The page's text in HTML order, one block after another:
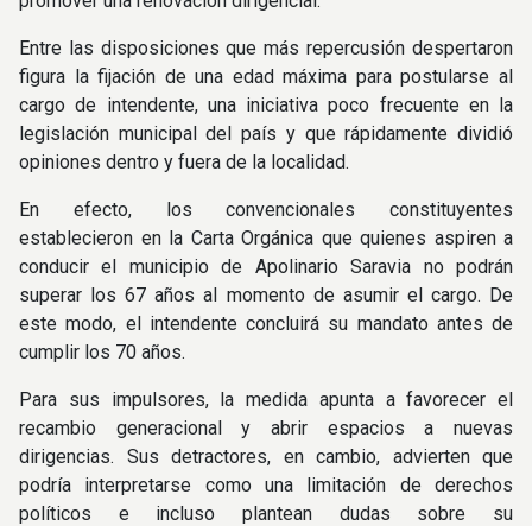
Entre las disposiciones que más repercusión despertaron
figura la fijación de una edad máxima para postularse al
cargo de intendente, una iniciativa poco frecuente en la
legislación municipal del país y que rápidamente dividió
opiniones dentro y fuera de la localidad.
En efecto, los convencionales constituyentes
establecieron en la Carta Orgánica que quienes aspiren a
conducir el municipio de Apolinario Saravia no podrán
superar los 67 años al momento de asumir el cargo. De
este modo, el intendente concluirá su mandato antes de
cumplir los 70 años.
Para sus impulsores, la medida apunta a favorecer el
recambio generacional y abrir espacios a nuevas
dirigencias. Sus detractores, en cambio, advierten que
podría interpretarse como una limitación de derechos
políticos e incluso plantean dudas sobre su